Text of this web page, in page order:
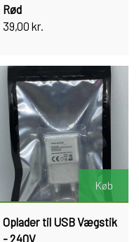
Rød
39,00 kr.
Køb
Oplader til USB Vægstik
- 240V